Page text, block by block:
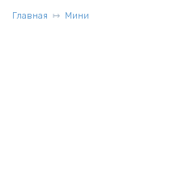
Главная Мини